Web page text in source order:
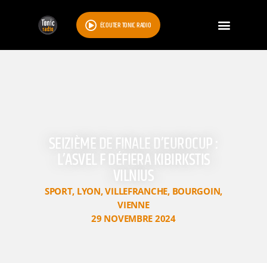
ÉCOUTER TONIC RADIO
SEIZIÈME DE FINALE D’EUROCUP :
L’ASVEL F DÉFIERA KIBIRKSTIS
VILNIUS
SPORT, LYON,VILLEFRANCHE, BOURGOIN,
VIENNE
29 NOVEMBRE 2024